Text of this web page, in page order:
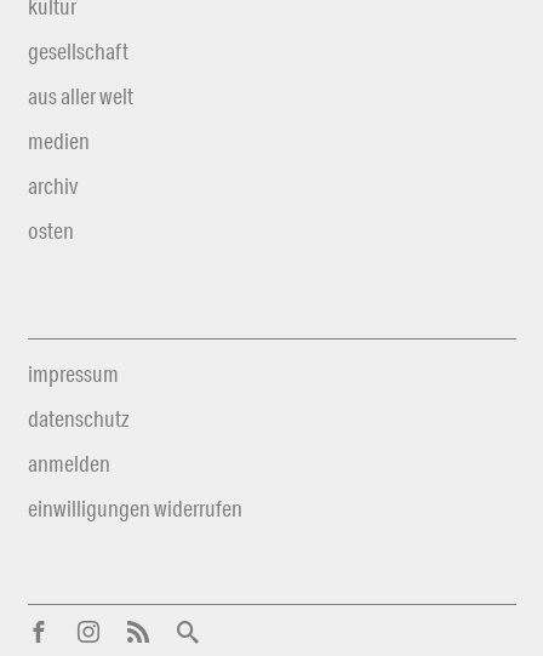
kultur
gesellschaft
aus aller welt
medien
archiv
osten
impressum
datenschutz
anmelden
einwilligungen widerrufen